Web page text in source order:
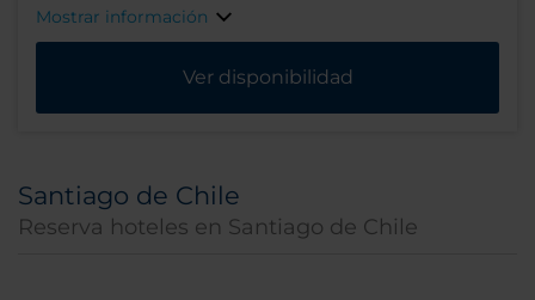
Mostrar información
Ver disponibilidad
Santiago de Chile
Reserva hoteles en Santiago de Chile